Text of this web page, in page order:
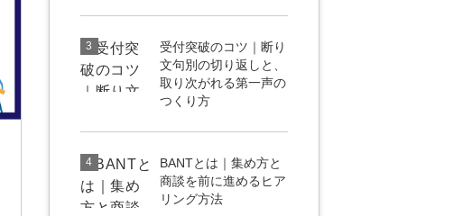
3
受付突破のコツ｜断り
文句別の切り返しと、
取り次がれる第一声の
つくり方
4
BANTとは｜集め方と
商談を前に進めるヒア
リング方法